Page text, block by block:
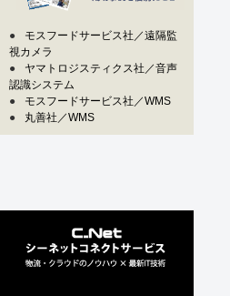
●
モスフードサービス社／遠隔監
視カメラ
●
ヤマトロジスティクス社／音声
認識システム
●
モスフードサービス社／WMS
●
丸善社／WMS